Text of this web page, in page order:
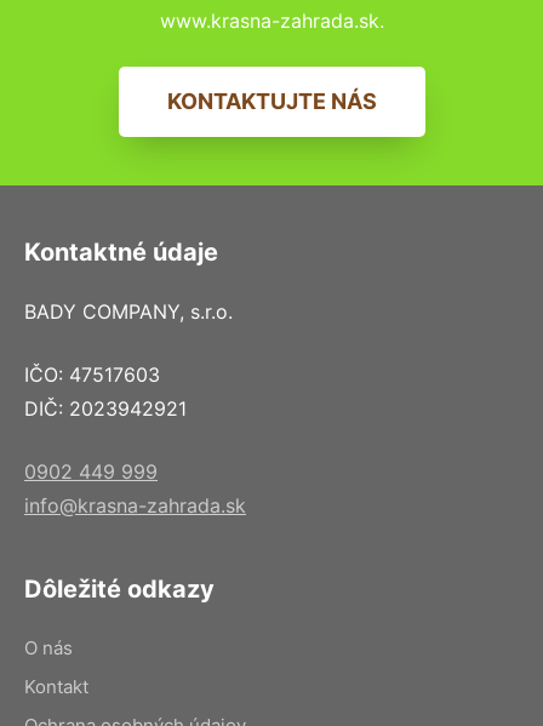
www.krasna-zahrada.sk.
KONTAKTUJTE NÁS
Kontaktné údaje
BADY COMPANY, s.r.o.
IČO: 47517603
DIČ: 2023942921
0902 449 999
info@krasna-zahrada.sk
Dôležité odkazy
O nás
Kontakt